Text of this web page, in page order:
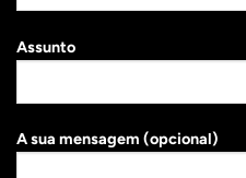
Assunto
A sua mensagem (opcional)